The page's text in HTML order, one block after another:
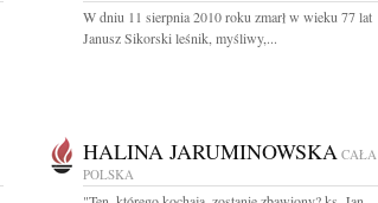
W dniu 11 sierpnia 2010 roku zmarł w wieku 77 lat
Janusz Sikorski leśnik, myśliwy,...
HALINA JARUMINOWSKA CAŁA
POLSKA